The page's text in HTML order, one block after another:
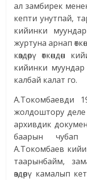
ал замбирек
кепти унутпай,
кийинки
журтуна арнап
көздөрү
кийинки
калбай калат го.
А.Токомбаевди
жолдоштору
архивдик
баарын чубап
А.Токомбаев
таарынбайм,
өздөрү камалып